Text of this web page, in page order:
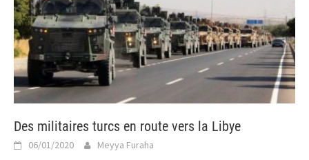
Des militaires turcs en route vers la Libye
06/01/2020 Meyya Furaha